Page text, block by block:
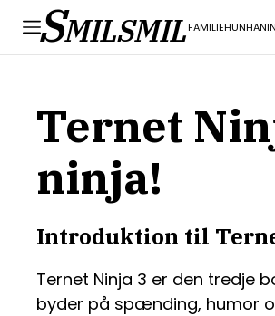
SMILSMILFAMILIEHUNHAN
Ternet
ninja!
Introduktion til
Ternet Ninja 3 er den tredje
byder på spænding, humor